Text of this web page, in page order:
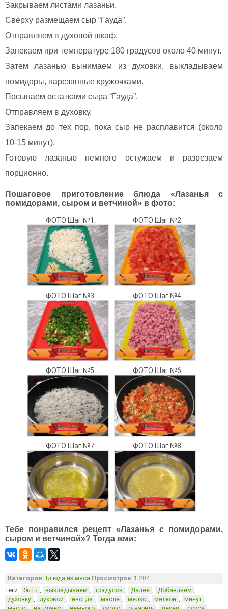
Закрываем листами лазаньи.
Сверху размещаем сыр “Гауда”.
Отправляем в духовой шкаф.
Запекаем при температуре 180 градусов около 40 минут.
Затем лазанью вынимаем из духовки, выкладываем
помидоры, нарезанные кружочками.
Посыпаем остатками сыра “Гауда”.
Отправляем в духовку.
Запекаем до тех пор, пока сыр не расплавится (около
10-15 минут).
Готовую лазанью немного остужаем и разрезаем
порционно.
Пошаговое приготовление блюда «Лазанья с
помидорами, сыром и ветчиной» в фото:
ФОТО Шаг №1. ФОТО Шаг №2.
ФОТО Шаг №3. ФОТО Шаг №4.
ФОТО Шаг №5. ФОТО Шаг №6.
ФОТО Шаг №7. ФОТО Шаг №8.
Тебе понравился рецепт «Лазанья с помидорами,
сыром и ветчиной»? Тогда жми:
Категория: Блюда из мяса Просмотров: 1 204
Теги: быть , выкладываем , градусов , Далее , Добавляем ,
духовку , духовой , иногда , масле , мелко , мелкой , минут ,